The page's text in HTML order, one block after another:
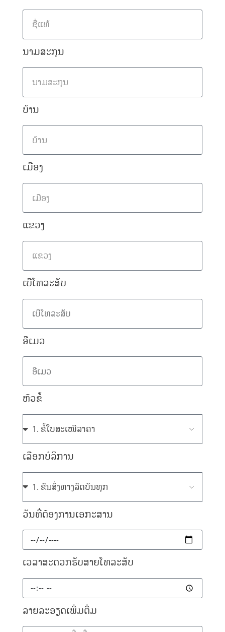
Download
Recruitment Announcement
Online Application Form
LAO
ນາມສະກຸນ
ບ້ານ
ເມືອງ
ແຂວງ
ເບີໂທລະສັບ
ອີເມວ
ຫົວຂໍ້
ເລືອກບໍລິການ
ວັນທີ່ຕ້ອງການເອກະສານ
ເວລາສະດວກຮັບສາຍໂທລະສັບ
ລາຍລະອຽດເພີ່ມຕື່ມ